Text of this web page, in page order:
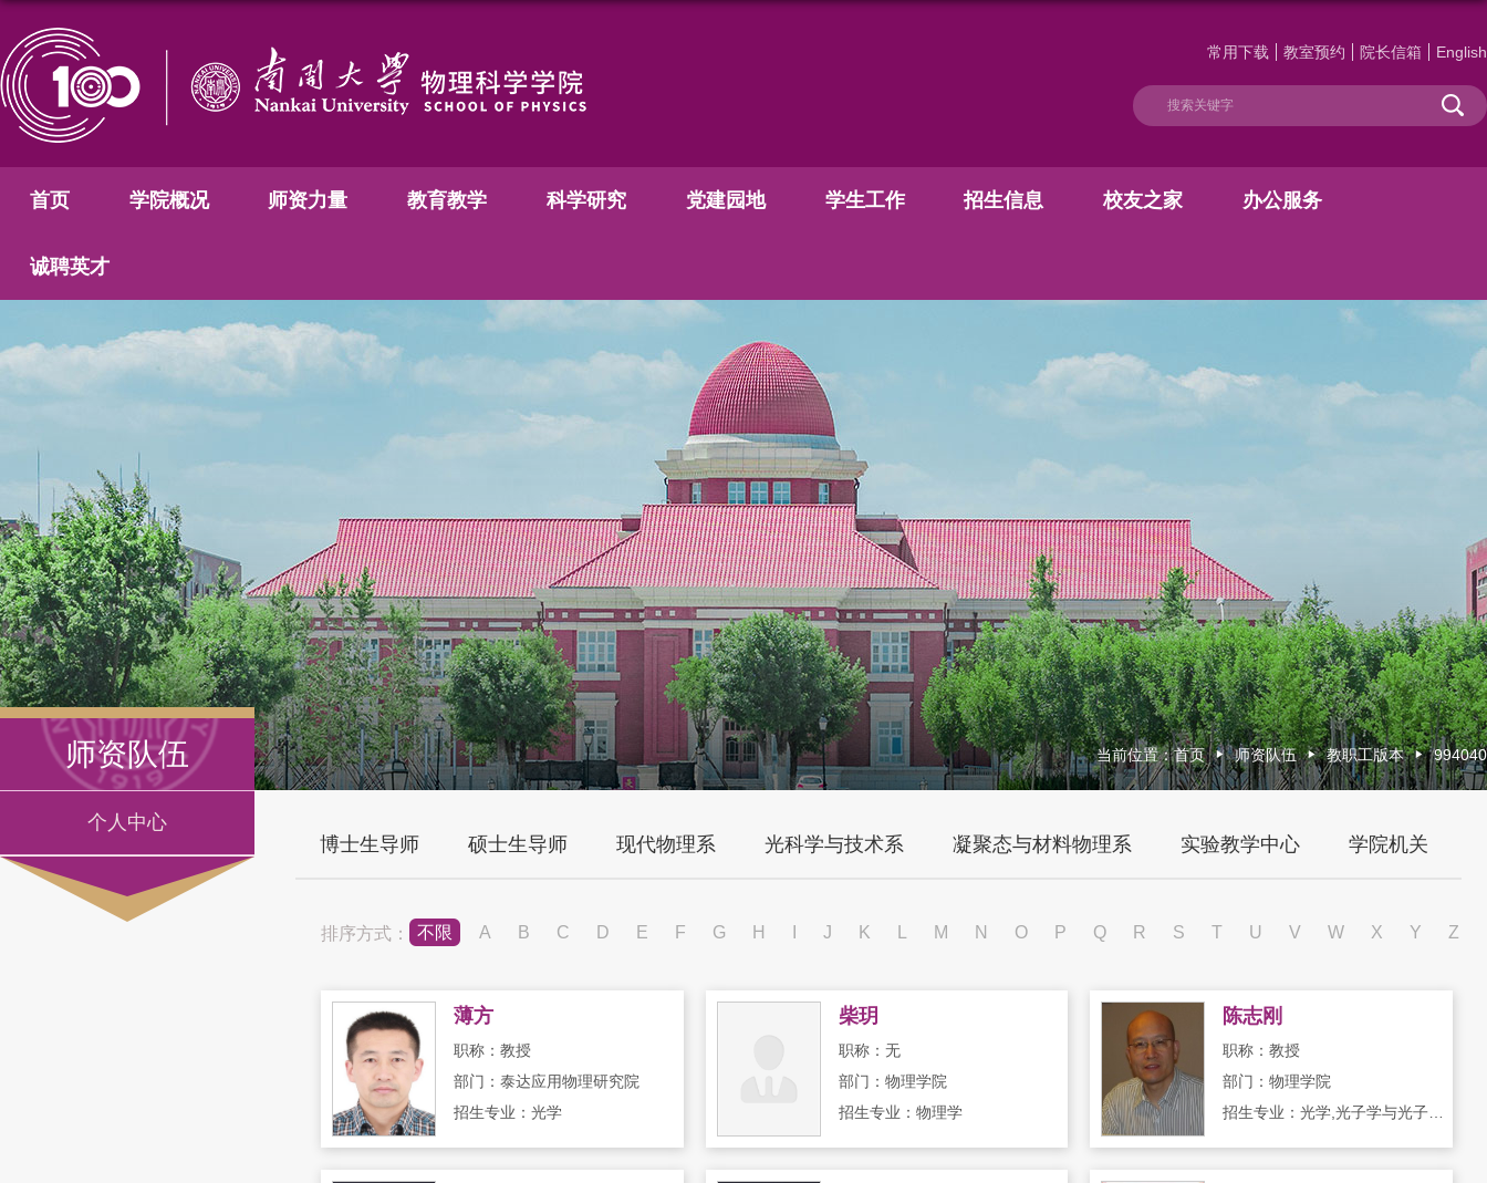
常用下载 教室预约 院长信箱 English
首页 学院概况 师资力量 教育教学 科学研究 党建园地 学生工作 招生信息 校友之家 办公服务
诚聘英才
师资队伍
个人中心
当前位置：首页 师资队伍 教职工版本 994040
博士生导师 硕士生导师 现代物理系 光科学与技术系 凝聚态与材料物理系 实验教学中心 学院机关
排序方式： 不限 A B C D E F G H J K M N O P Q R S T U V W X Y Z
薄方
职称：教授
部门：泰达应用物理研究院
招生专业：光学
柴玥
职称：无
部门：物理学院
招生专业：物理学
陈志刚
职称：教授
部门：物理学院